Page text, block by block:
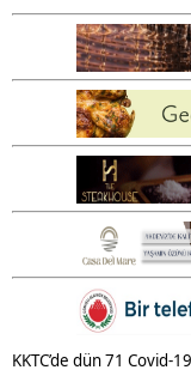
KKTC’de dün 71 Covid-